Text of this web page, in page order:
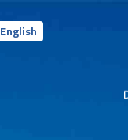
English